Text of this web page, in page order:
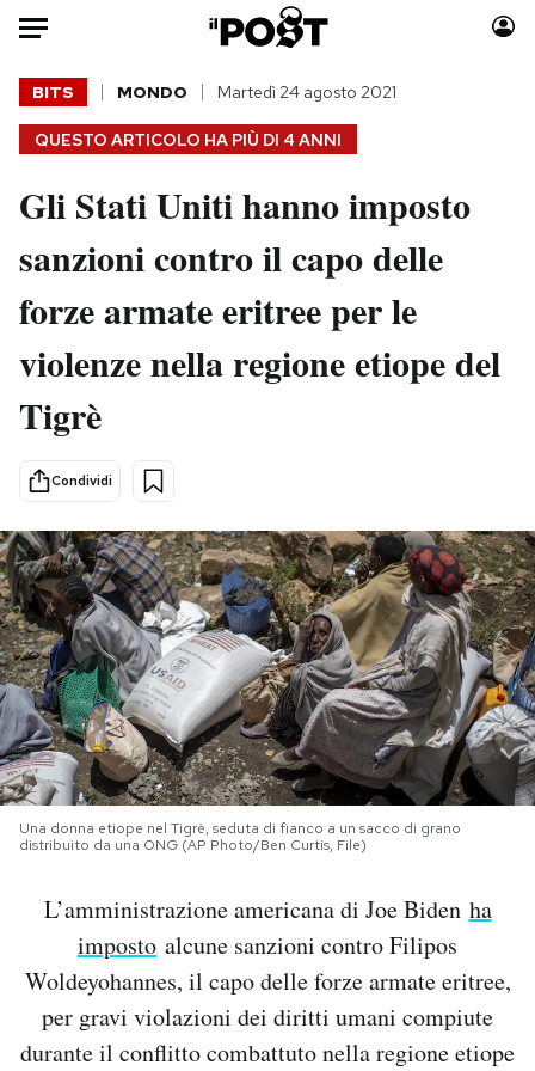
Auto
HOME
Italia
Politica
Tecnologia
Scienza
Cultura
Sport
Moda
Consumismi
Storie/Idee
Ok Boomer!
Media
PODCAST
NEWSLETTER
I MIEI PREFERITI
SHOP
CALENDARIO
AREA PERSONALE
Area Personale
Newsletter
QUESTO ARTICOLO HA PIÙ DI 4 ANNI
BITS MONDO Martedì 24 agosto 2021
Gli Stati Uniti hanno imposto
sanzioni contro il capo delle
forze armate eritree per le
violenze nella regione etiope del
Tigrè
Condividi
Una donna etiope nel Tigrè, seduta di fianco a un sacco di grano
distribuito da una ONG (AP Photo/Ben Curtis, File)
L’amministrazione americana di Joe Biden ha
imposto alcune sanzioni contro Filipos
Woldeyohannes, il capo delle forze armate eritree,
per gravi violazioni dei diritti umani compiute
durante il conflitto combattuto nella regione etiope